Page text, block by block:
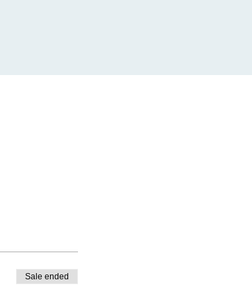
Sale ended